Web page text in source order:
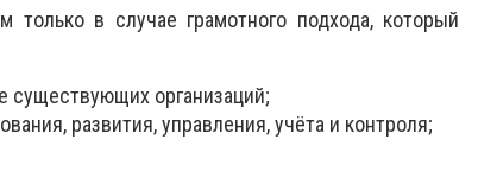
только в случае грамотного подхода, который
существующих организаций;
развития, управления, учёта и контроля;